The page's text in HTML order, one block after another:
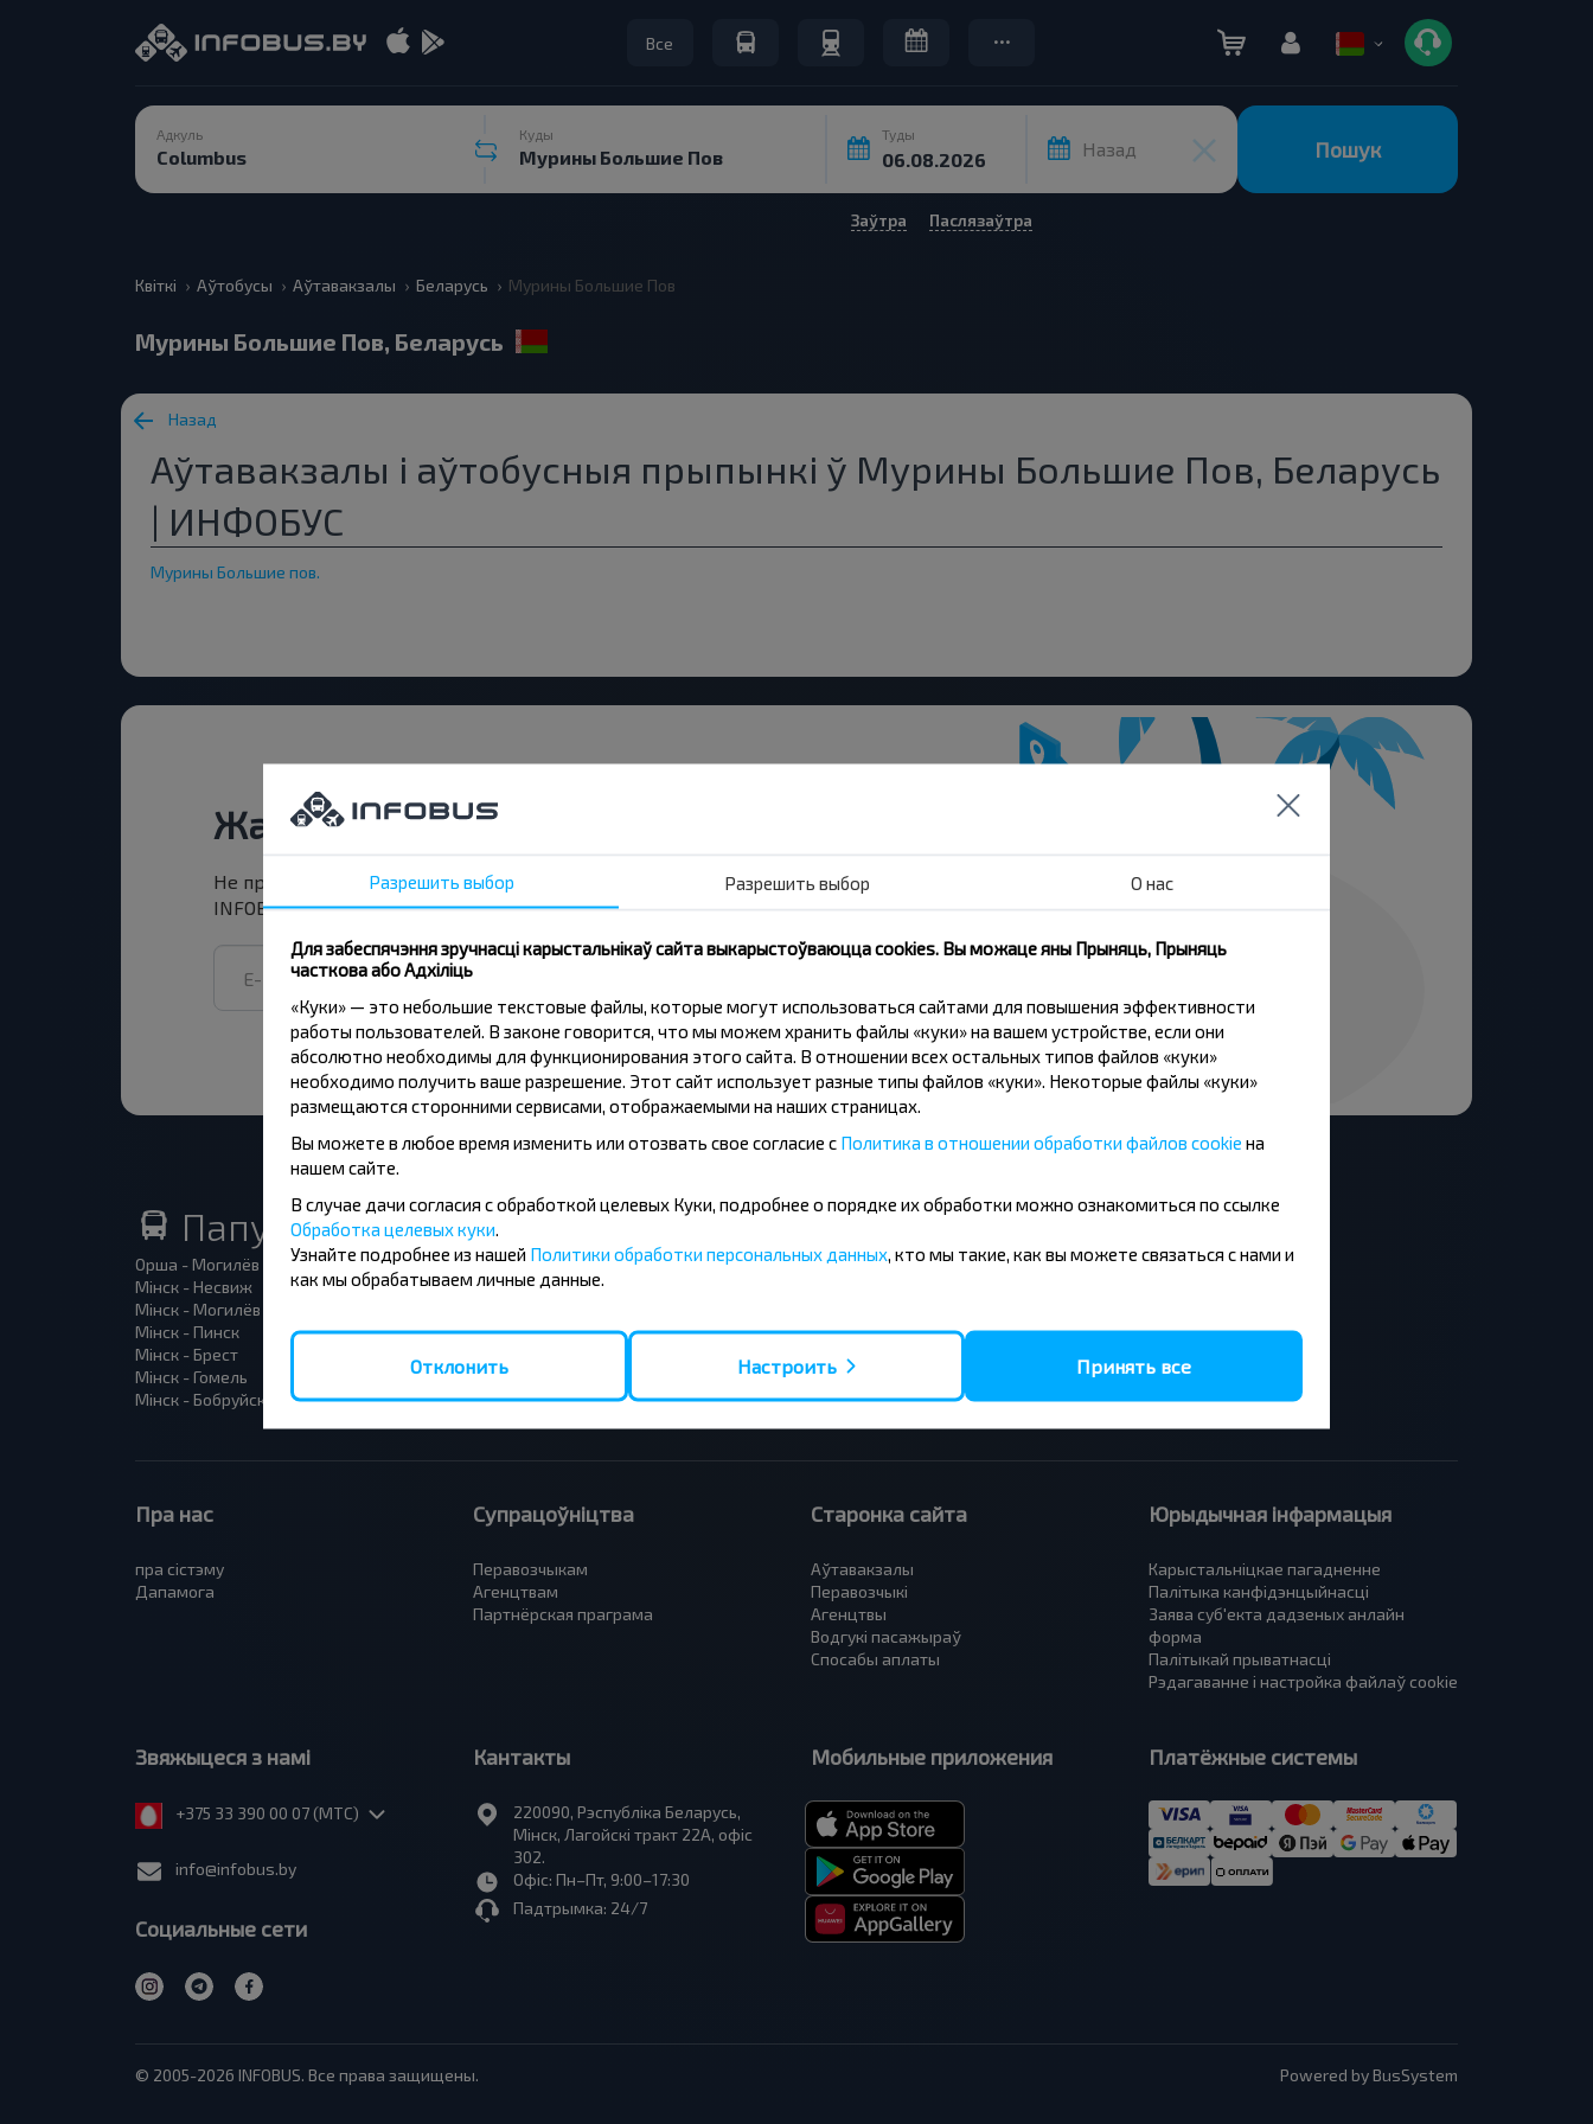
Все
Адкуль Куды Туды
Назад Пошук
Заўтра Паслязаўтра
Квіткі Аўтобусы Аўтавакзалы Беларусь Мурины Большие Пов
Мурины Большие Пов, Беларусь
Назад
Аўтавакзалы і аўтобусныя прыпынкі ў Мурины Большие Пов, Беларусь
| ИНФОБУС
Мурины Большие пов.
Жадаеце падарожнічаць танней?
Не прапусці спецыяльныя акцыі, зніжкі і іншыя цікавыя прапановы
INFOBUS. Падпішыся на атрыманне навін і падарожнічай з намі танней!
Папулярныя аўтобусныя напрамкі
Орша - Могилёв
Мінск - Несвиж
Мінск - Могилёв
Мінск - Пинск
Мінск - Брест
Мінск - Гомель
Мінск - Бобруйск
Мінск - Баранавiчы
Гомель - Мінск
Брест - Беловежская Пуща
Варшава - Мінск
Санкт-Петербург - Мінск
Вильнюс - Мінск
Москва - Брест
Мінск - Вильнюс
Мінск - Варшава
Мінск - Москва
Москва - Баранавiчы
Брест - Варшава
Пра нас
пра сiстэму
Дапамога
Супрацоўніцтва
Перавозчыкам
Агенцтвам
Партнёрская праграма
Старонка сайта
Аўтавакзалы
Перавозчыкі
Агенцтвы
Водгукі пасажыраў
Спосабы аплаты
Юрыдычная інфармацыя
Карыстальніцкае пагадненне
Палітыка канфідэнцыйнасці
Заява суб'екта дадзеных анлайн
форма
Палітыкай прыватнасці
Рэдагаванне і настройка файлаў cookie
Звяжыцеся з намі
+375 33 390 00 07 (МТС)
info@infobus.by
Социальные сети
Кантакты
220090, Рэспубліка Беларусь,
Мінск, Лагойскі тракт 22A, офіс
302.
Офіс: Пн–Пт, 9:00–17:30
Падтрымка: 24/7
Мобильные приложения Платёжные системы
© 2005-2026 INFOBUS. Все права защищены. Powered by BusSystem
Разрешить выбор Разрешить выбор О нас
Для забеспячэння зручнасці карыстальнікаў сайта выкарыстоўваюцца cookies. Вы можаце яны Прыняць, Прыняць
часткова або Адхіліць
«Куки» — это небольшие текстовые файлы, которые могут использоваться сайтами для повышения эффективности
работы пользователей. В законе говорится, что мы можем хранить файлы «куки» на вашем устройстве, если они
абсолютно необходимы для функционирования этого сайта. В отношении всех остальных типов файлов «куки»
необходимо получить ваше разрешение. Этот сайт использует разные типы файлов «куки». Некоторые файлы «куки»
размещаются сторонними сервисами, отображаемыми на наших страницах.
Вы можете в любое время изменить или отозвать свое согласие с Политика в отношении обработки файлов cookie на
нашем сайте.
В случае дачи согласия с обработкой целевых Куки, подробнее о порядке их обработки можно ознакомиться по ссылке
Обработка целевых куки
Узнайте подробнее из нашей Политики обработки персональных данных , кто мы такие, как вы можете связаться с нами и
как мы обрабатываем личные данные.
Отклонить Настроить Принять все